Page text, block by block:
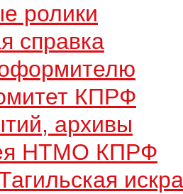
ролики
справка
КПРФ
архивы
НТМО КПРФ